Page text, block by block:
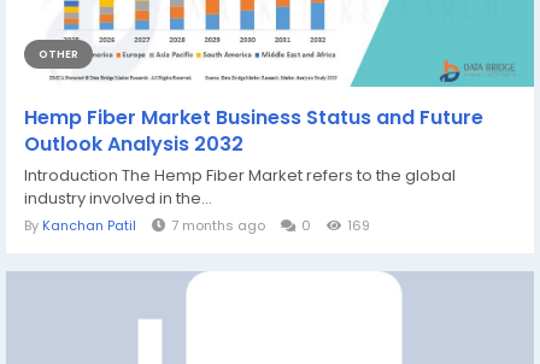
OTHER
Hemp Fiber Market Business Status and Future
Outlook Analysis 2032
Introduction The Hemp Fiber Market refers to the global
industry involved in the...
By Kanchan Patil 7 months ago 0 169